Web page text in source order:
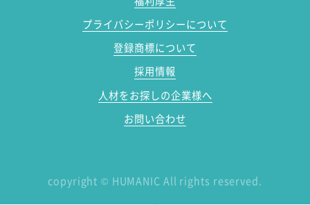
プライバシーポリシーについて
登録商標について
採用情報
人材をお探しの企業様へ
お問い合わせ
copyright © HUMANIC All rights reserved.